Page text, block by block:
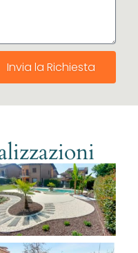
Invia la Richiesta